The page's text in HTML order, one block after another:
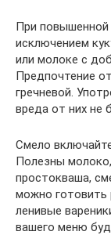
При повышенной
исключением
или молоке с
Предпочтение
гречневой.
вреда от них не
Смело
Полезны
простокваша,
можно готовить
ленивые
вашего меню